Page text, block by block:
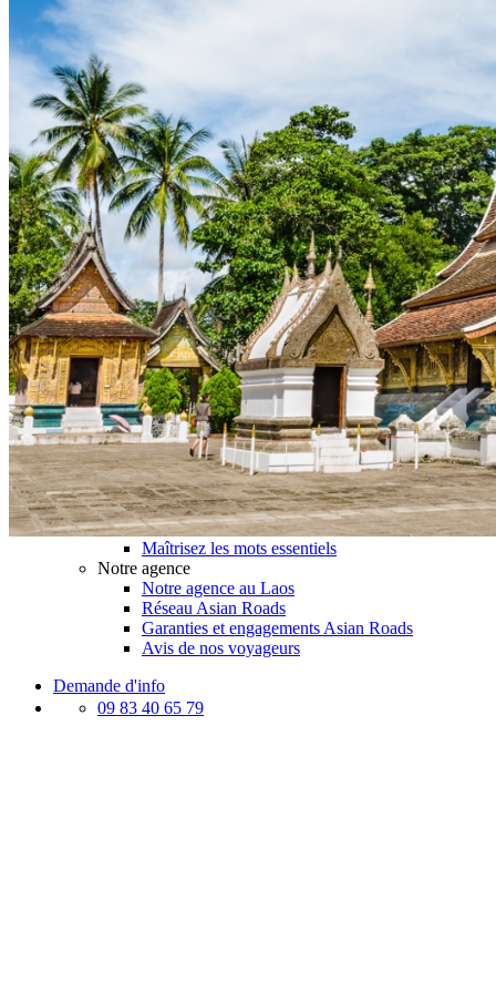
Ambiance
Classique
Nature
Luxe
Où et quand partir ?
Printemps
Eté
Automne
Hiver
Infos pratiques
Le Laos & ses secrets
Présentation du Laos
Météo et climat au Laos
Histoire du Laos
Le Laos vu du ciel
Meilleurs restaurants au Laos
Festivals au Laos
Distances au Laos
Carte détaillée du Laos
Préparer son voyage au Laos
Hôtels partenaires
Infos avant le départ
À lire avant de partir au Laos
Vols et accès au Laos
Maîtrisez les mots essentiels
Notre agence
Notre agence au Laos
Réseau Asian Roads
Garanties et engagements Asian Roads
Avis de nos voyageurs
Demande d'info
09 83 40 65 79